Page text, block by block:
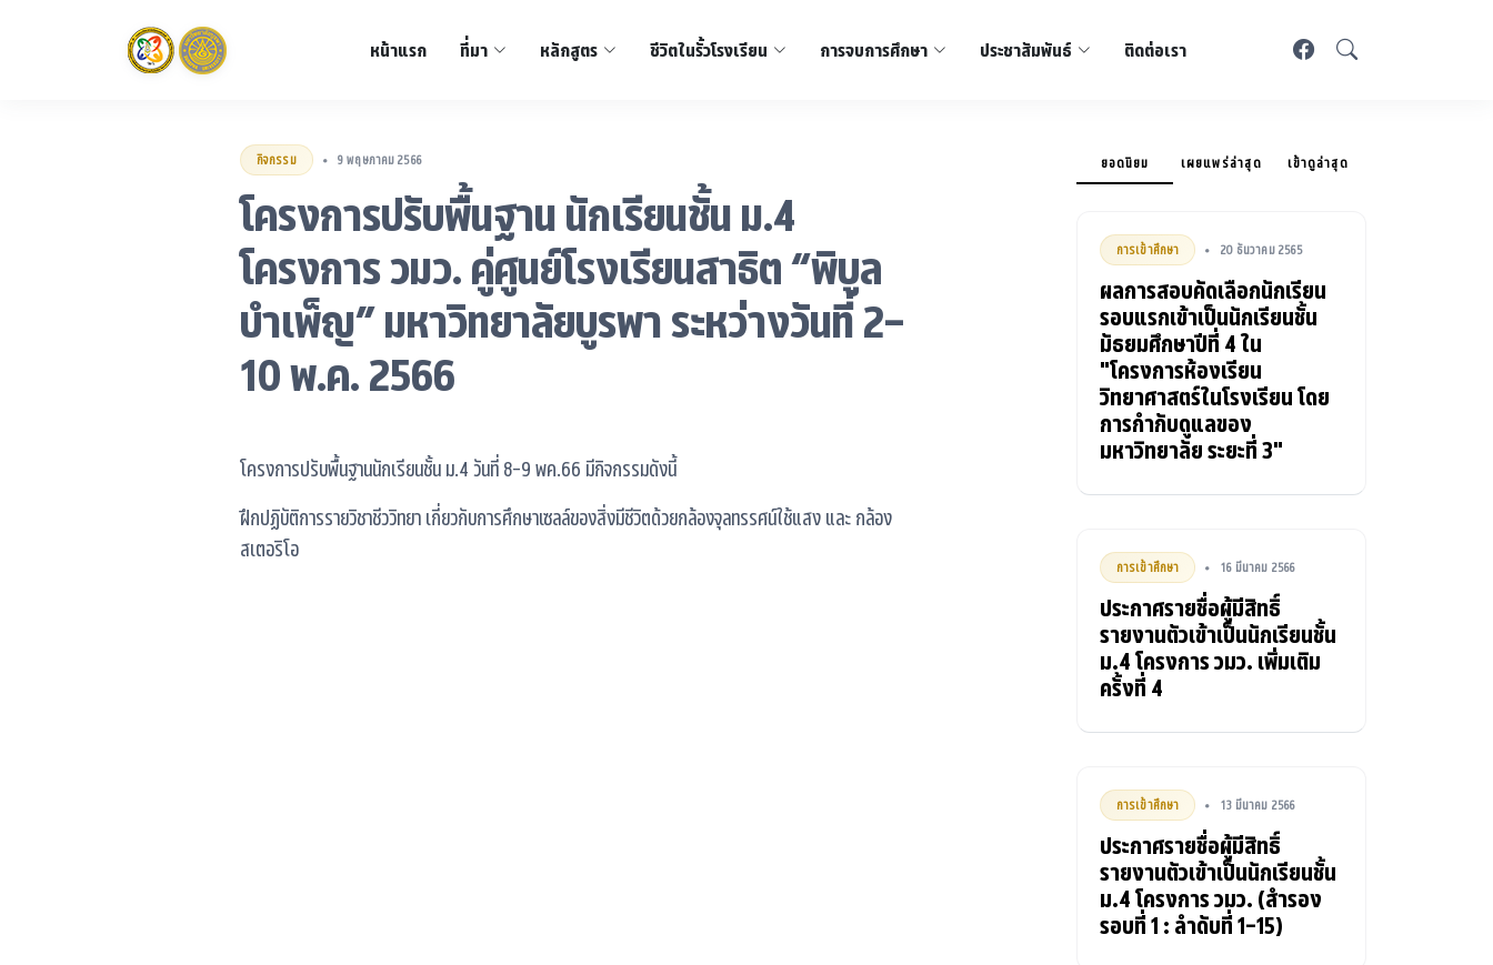
หน้าแรก ที่มา หลักสูตร ชีวิตในรั้วโรงเรียน การจบการศึกษา ประชาสัมพันธ์ ติดต่อเรา
กิจกรรม • 9 พฤษภาคม 2566
โครงการปรับพื้นฐาน นักเรียนชั้น ม.4
โครงการ วมว. คู่ศูนย์โรงเรียนสาธิต “พิบูล
บำเพ็ญ” มหาวิทยาลัยบูรพา ระหว่างวันที่ 2-
10 พ.ค. 2566
โครงการปรับพื้นฐานนักเรียนชั้น ม.4 วันที่ 8-9 พค.66 มีกิจกรรมดังนี้
ฝึกปฏิบัติการรายวิชาชีววิทยา เกี่ยวกับการศึกษาเซลล์ของสิ่งมีชีวิตด้วยกล้องจุลทรรศน์ใช้แสง และ กล้อง
สเตอริโอ
ยอดนิยม เผยแพร่ล่าสุด เข้าดูล่าสุด
การเข้าศึกษา • 20 ธันวาคม 2565
ผลการสอบคัดเลือกนักเรียน
รอบแรกเข้าเป็นนักเรียนชั้น
มัธยมศึกษาปีที่ 4 ใน
"โครงการห้องเรียน
วิทยาศาสตร์ในโรงเรียน โดย
การกำกับดูแลของ
มหาวิทยาลัย ระยะที่ 3"
การเข้าศึกษา • 16 มีนาคม 2566
ประกาศรายชื่อผู้มีสิทธิ์
รายงานตัวเข้าเป็นนักเรียนชั้น
ม.4 โครงการ วมว. เพิ่มเติม
ครั้งที่ 4
การเข้าศึกษา • 13 มีนาคม 2566
ประกาศรายชื่อผู้มีสิทธิ์
รายงานตัวเข้าเป็นนักเรียนชั้น
ม.4 โครงการ วมว. (สำรอง
รอบที่ 1 : ลำดับที่ 1-15)